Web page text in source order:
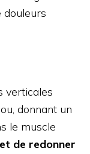
douleurs
verticales
donnant un
le muscle
de redonner